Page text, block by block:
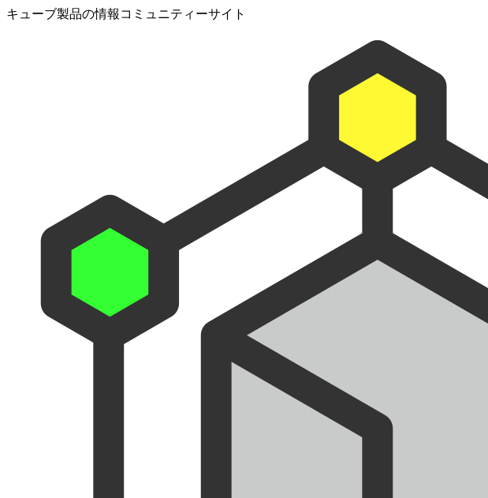
キューブ製品の情報コミュニティーサイト